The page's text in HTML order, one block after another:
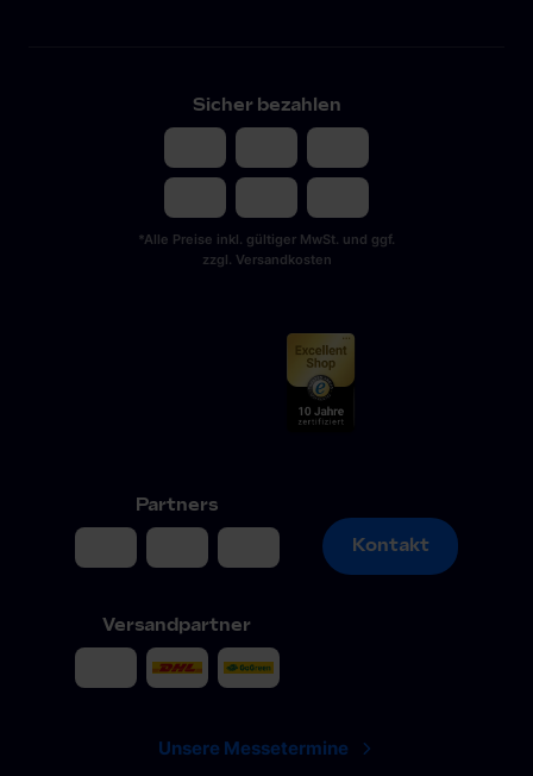
Sicher bezahlen
*Alle Preise inkl. gültiger MwSt. und ggf.
zzgl. Versandkosten
Partners
Versandpartner
Kontakt
Kontakt
Unsere Messetermine